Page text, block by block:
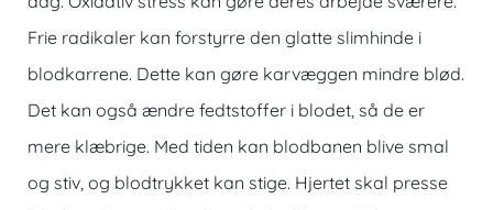
Frie radikaler kan forstyrre den glatte slimhinde i
blodkarrene. Dette kan gøre karvæggen mindre blød.
Det kan også ændre fedtstoffer i blodet, så de er
mere klæbrige. Med tiden kan blodbanen blive smal
og stiv, og blodtrykket kan stige. Hjertet skal presse